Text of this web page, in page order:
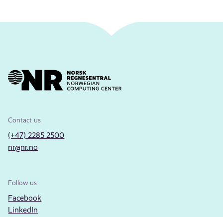
Contact us
(+47) 2285 2500
nr@nr.no
Follow us
Facebook
LinkedIn